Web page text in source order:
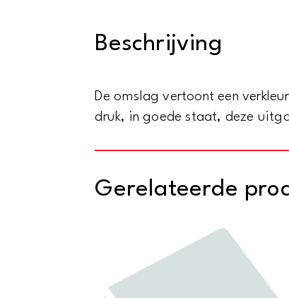
Beschrijving
De omslag vertoont een
druk, in goede staat, deze
Gerelateerde